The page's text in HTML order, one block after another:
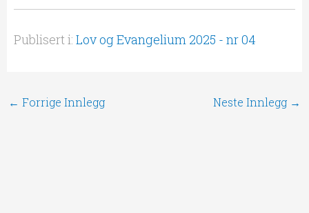
Publisert i: Lov og Evangelium 2025 - nr 04
← Forrige Innlegg Neste Innlegg →